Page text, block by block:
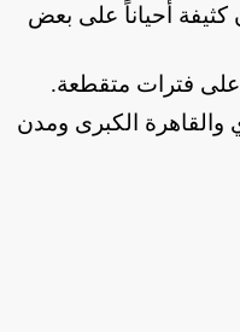
أحياناً على بعض
فترات متقطعة.
الكبرى ومدن